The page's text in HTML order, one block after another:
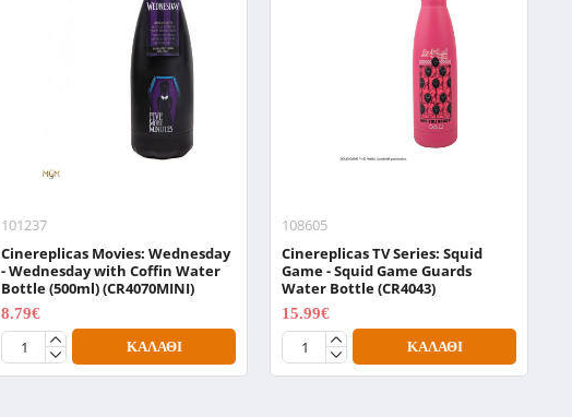
101237
Cinereplicas Movies: Wednesday
- Wednesday with Coffin Water
Bottle (500ml) (CR4070MINI)
8.79€
ΚΑΛΆΘΙ
108605
Cinereplicas TV Series: Squid
Game - Squid Game Guards
Water Bottle (CR4043)
15.99€
ΚΑΛΆΘΙ